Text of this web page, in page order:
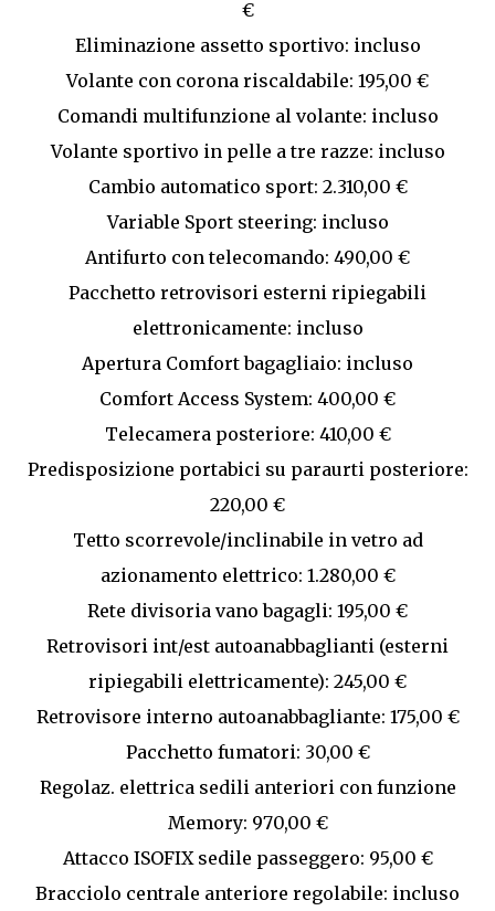
€
Eliminazione assetto sportivo: incluso
Volante con corona riscaldabile: 195,00 €
Comandi multifunzione al volante: incluso
Volante sportivo in pelle a tre razze: incluso
Cambio automatico sport: 2.310,00 €
Variable Sport steering: incluso
Antifurto con telecomando: 490,00 €
Pacchetto retrovisori esterni ripiegabili
elettronicamente: incluso
Apertura Comfort bagagliaio: incluso
Comfort Access System: 400,00 €
Telecamera posteriore: 410,00 €
Predisposizione portabici su paraurti posteriore:
220,00 €
Tetto scorrevole/inclinabile in vetro ad
azionamento elettrico: 1.280,00 €
Rete divisoria vano bagagli: 195,00 €
Retrovisori int/est autoanabbaglianti (esterni
ripiegabili elettricamente): 245,00 €
Retrovisore interno autoanabbagliante: 175,00 €
Pacchetto fumatori: 30,00 €
Regolaz. elettrica sedili anteriori con funzione
Memory: 970,00 €
Attacco ISOFIX sedile passeggero: 95,00 €
Bracciolo centrale anteriore regolabile: incluso